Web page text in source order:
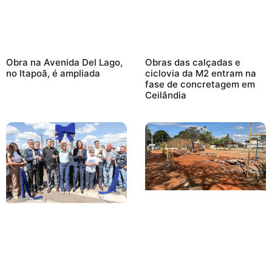
Obra na Avenida Del Lago,
no Itapoã, é ampliada
Obras das calçadas e
ciclovia da M2 entram na
fase de concretagem em
Ceilândia